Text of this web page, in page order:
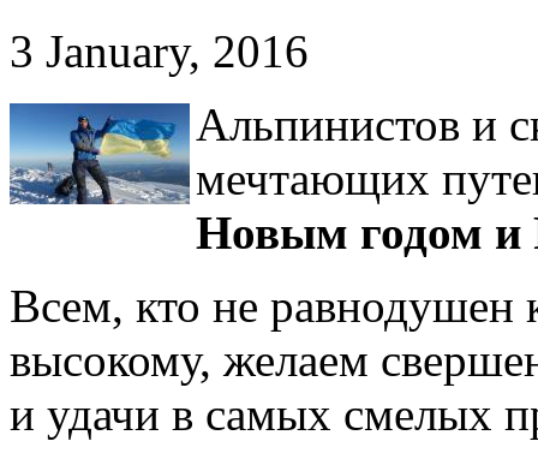
3 January, 2016
Альпинистов и
мечтающих
Новым годом и
Всем, кто не равнодушен
высокому, желаем
и удачи в самых смелых